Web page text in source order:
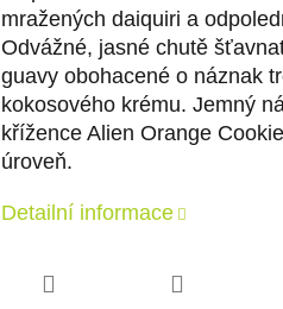
mražených daiquiri a
Odvážné, jasné chutě
guavy obohacené o náznak
kokosového krému. Jemný
křížence Alien Orange
úroveň.
Detailní informace